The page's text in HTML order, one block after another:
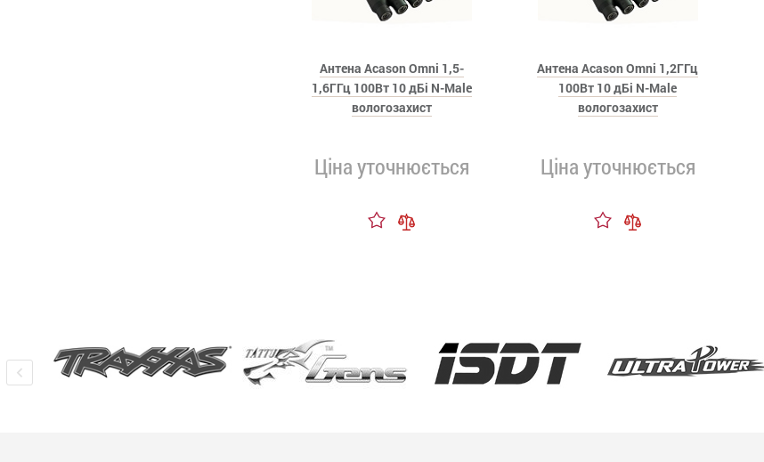
Антена Acason Omni 1,5-
1,6ГГц 100Вт 10 дБі N-Male
вологозахист
Ціна уточнюється
Антена Acason Omni 1,2ГГц
100Вт 10 дБі N-Male
вологозахист
Ціна уточнюється